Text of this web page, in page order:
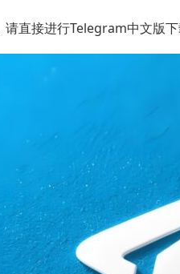
接进行Telegram中文版下